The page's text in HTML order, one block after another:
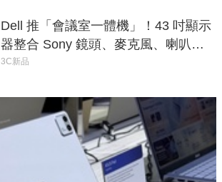
Dell 推「會議室一體機」！43 吋顯示
器整合 Sony 鏡頭、麥克風、喇叭，
一條 USB-C 就能開會
3C新品